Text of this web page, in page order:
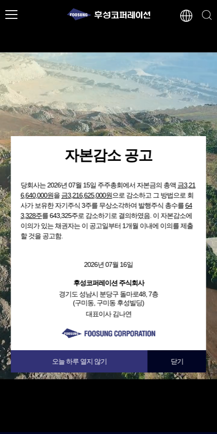
자본감소 공고
당회사는 2026년 07월 15일 주주총회에서 자본금의 총액 금3,21
6,640,000원을금3,216,625,000원으로 감소하고 그 방법으로 회
사가 보유한 자기주식 3주를 무상소각하여 발행주식 총수를64
3,328주를 643,325주로 감소하기로 결의하였음. 이 자본감소에
이의가 있는 채권자는 이 공고일부터 1개월 이내에 이의를 제출
할 것을 공고함.
2026년 07월 16일
후성코퍼레이션 주식회사
경기도 성남시 분당구 돌마로48, 7층
(구미동, 구미동 후성빌딩)
대표이사 김나연
오늘 하루 열지 않기 닫기